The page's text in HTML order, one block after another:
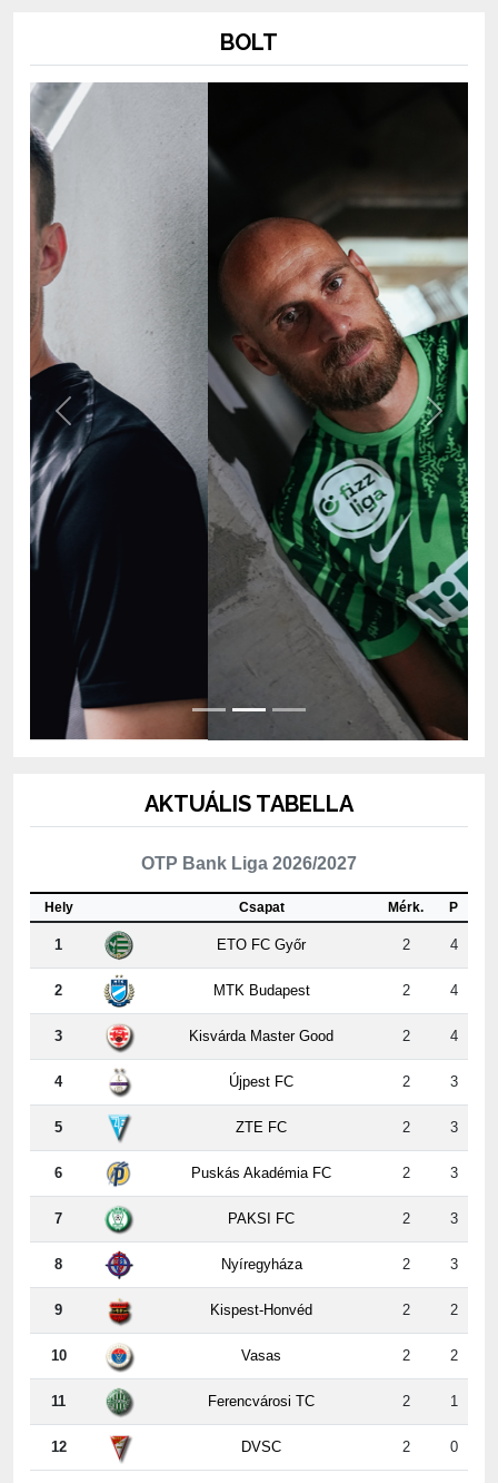
Previous Next
OTP Bank Liga 2026/2027
Csapat
1 ETO FC Győr 2 4
2 MTK Budapest 2 4
3 Kisvárda Master Good 2 4
4 Újpest FC 2 3
5 ZTE FC 2 3
6 Puskás Akadémia FC 2 3
7 PAKSI FC 2 3
8 Nyíregyháza 2 3
9 Kispest-Honvéd 2 2
10 Vasas 2 2
11 Ferencvárosi TC 2 1
12 DVSC 2 0